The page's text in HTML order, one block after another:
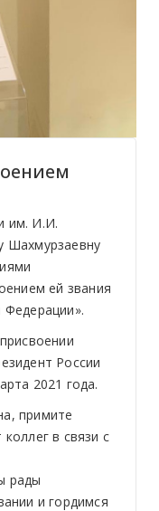
им. И.И.
Шахмурзаевну
ей звания
Федерации».
России
2021 года.
примите
в связи с
рады
и гордимся